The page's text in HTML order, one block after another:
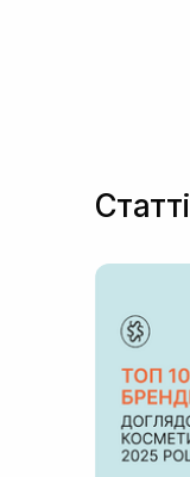
Статті